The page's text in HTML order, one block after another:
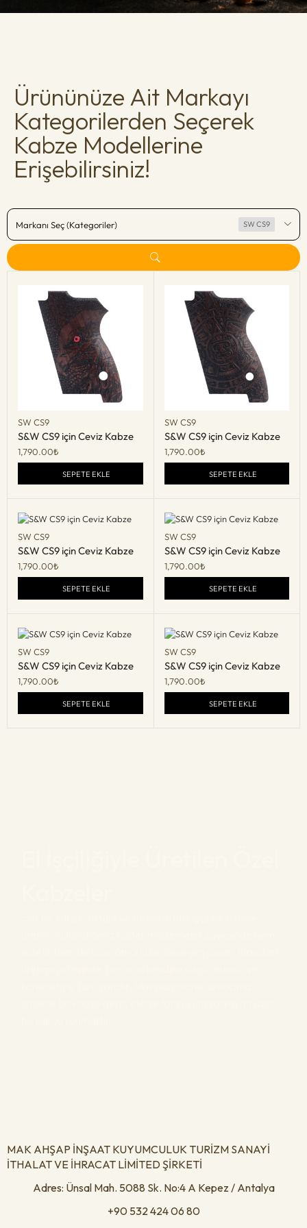
Ürününüze Ait Markayı
Kategorilerden Seçerek
Kabze Modellerine
Erişebilirsiniz!
Markanı Seç (Kategoriler) SW CS9
SW CS9
S&W CS9 için Ceviz Kabze
1,790.00₺
SEPETE EKLE
SW CS9
S&W CS9 için Ceviz Kabze
1,790.00₺
SEPETE EKLE
SW CS9
S&W CS9 için Ceviz Kabze
1,790.00₺
SEPETE EKLE
SW CS9
S&W CS9 için Ceviz Kabze
1,790.00₺
SEPETE EKLE
SW CS9
S&W CS9 için Ceviz Kabze
1,790.00₺
SEPETE EKLE
SW CS9
S&W CS9 için Ceviz Kabze
1,790.00₺
SEPETE EKLE
MAK AHŞAP İNŞAAT KUYUMCULUK TURİZM SANAYİ
İTHALAT VE İHRACAT LİMİTED ŞİRKETİ
Adres: Ünsal Mah. 5088 Sk. No:4 A Kepez / Antalya
+90 532 424 06 80